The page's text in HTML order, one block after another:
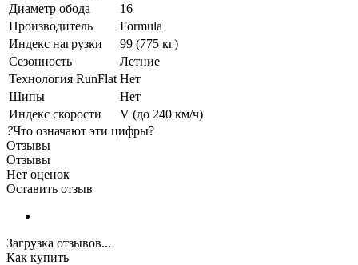
Диаметр обода
16
Производитель
Formula
Индекс нагрузки
99 (775 кг)
Сезонность
Летние
Технология RunFlat Нет
Шипы
Нет
Индекс скорости
V (до 240 км/ч)
?Что означают эти цифры?
Отзывы
Отзывы
Нет оценок
Оставить отзыв
Загрузка отзывов...
Как купить